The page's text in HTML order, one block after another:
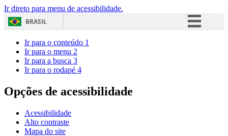
Ir direto para menu de acessibilidade.
BRASIL
Acesso à informação
Ir para o conteúdo 1
Ir para o menu 2
Ir para a busca 3
Ir para o rodapé 4
Opções de acessibilidade
Acessibilidade
Alto contraste
Mapa do site